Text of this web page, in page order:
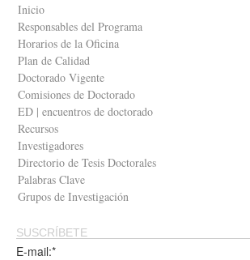
Inicio
Responsables del Programa
Horarios de la Oficina
Plan de Calidad
Doctorado Vigente
Comisiones de Doctorado
ED | encuentros de doctorado
Recursos
Investigadores
Directorio de Tesis Doctorales
Palabras Clave
Grupos de Investigación
SUSCRÍBETE
E-mail:*